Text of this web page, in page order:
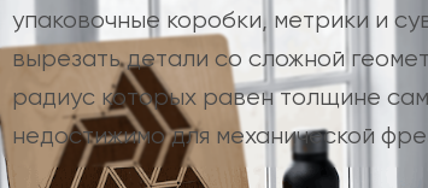
упаковочные коробки, метрики и
вырезать детали со сложной
радиус которых равен толщине
недостижимо для механической